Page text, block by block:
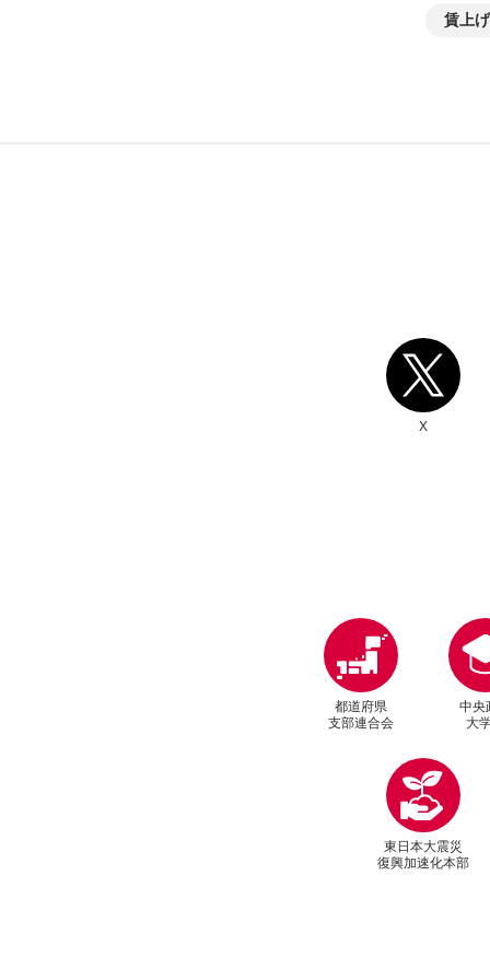
賃上げ
X
別ウィンドウリンク
都道府県
支部連合会
中央
大
東日本大震災
復興加速化本部